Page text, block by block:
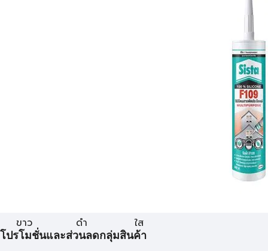
ขาว ดำ ใส
โปรโมชั่นและส่วนลดกลุ่มสินค้า